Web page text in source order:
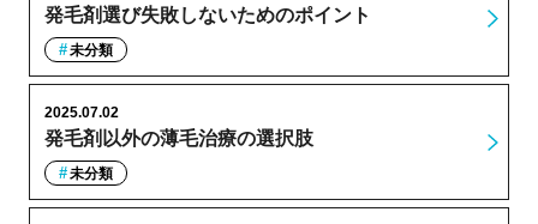
発毛剤選び失敗しないためのポイント
未分類
発毛剤以外の薄毛治療の選択肢
2025.07.02
未分類